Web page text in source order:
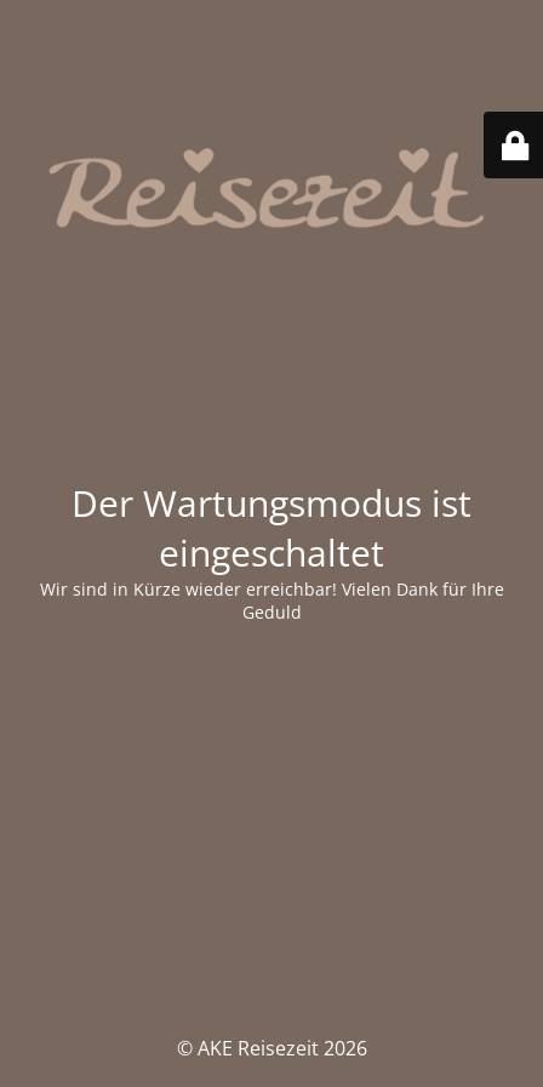
Der Wartungsmodus ist
eingeschaltet
Wir sind in Kürze wieder erreichbar! Vielen Dank für Ihre
Geduld
© AKE Reisezeit 2026